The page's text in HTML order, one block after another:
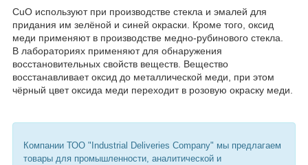
CuO используют при производстве стекла и эмалей для
придания им зелёной и синей окраски. Кроме того, оксид
меди применяют в производстве медно-рубинового стекла.
В лабораториях применяют для обнаружения
восстановительных свойств веществ. Вещество
восстанавливает оксид до металлической меди, при этом
чёрный цвет оксида меди переходит в розовую окраску меди.
Компании ТОО "Industrial Deliveries Company" мы предлагаем
товары для промышленности, аналитической и